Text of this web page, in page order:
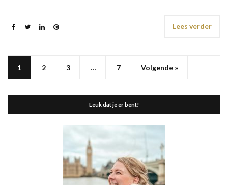
Lees verder
1 2 3 … 7 Volgende »
Leuk dat je er bent!